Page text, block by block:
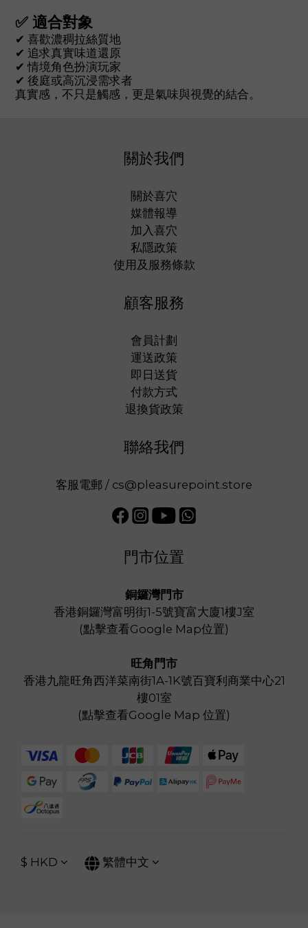
✅ 適合對象
✔ 喜歡濃稠拉絲質地
✔ 追求真實味道還原
✔ 情境角色扮演玩家
✔ 後庭或高沉浸需求者
真實感，不只是觸感，更是氣味與視覺的結合。
關於我們
關於喜穴
媒體報導
加入喜穴
私隱政策
使用及服務條款
顧客服務
會員計劃
運送政策
即日送貨
付款方式
退換貨政策
聯絡我們
客服電郵 / cs@pleasurepoint.store
門市位置
銅鑼灣門市
香港銅鑼灣富明街1-5號寶富大廈1樓J室
(點擊查看Google Map位置)
旺角門市
香港九龍旺角西洋菜南街1A-1K號百寶利商業中心21
樓01室
(點擊查看Google Map 位置)
$ HKD 繁體中文